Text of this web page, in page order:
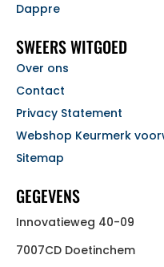
Dappre
SWEERS WITGOED
Over ons
Contact
Privacy Statement
Webshop Keurmerk
Sitemap
GEGEVENS
Innovatieweg 40-09
7007CD Doetinchem